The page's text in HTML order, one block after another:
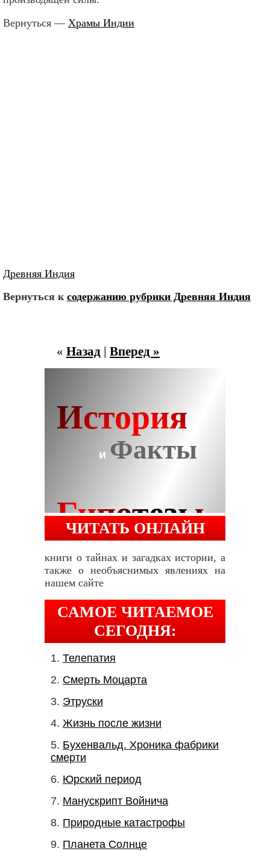
Вернуться — Храмы Индии
Древняя Индия
Вернуться к содержанию рубрики Древняя Индия
« Назад | Вперед »
ЧИТАТЬ ОНЛАЙН
книги о тайнах и загадках истории, а
также о необъяснимых явлениях на
нашем сайте
САМОЕ ЧИТАЕМОЕ
СЕГОДНЯ:
Телепатия
Смерть Моцарта
Этруски
Жизнь после жизни
Бухенвальд. Хроника фабрики
смерти
Юрский период
Манускрипт Войнича
Природные катастрофы
Планета Солнце